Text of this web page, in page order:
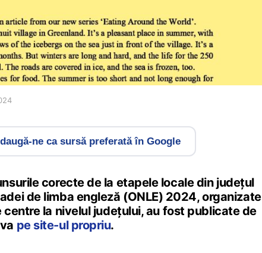
ne ca sursă preferată în Google
corecte de la etapele locale din județul
de limba engleză (ONLE) 2024, organizate
centre la nivelul județului, au fost publicate de
pe site-ul propriu.